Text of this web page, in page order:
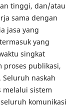
tinggi, dan/atau
sama dengan
jasa yang
yang
singkat
proses publikasi,
naskah
sistem
komunikasi